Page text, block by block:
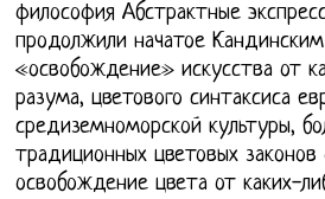
философия Абстрактные
продолжили начатое
«освобождение» искусства от
разума, цветового синтаксиса
средиземноморской культуры,
традиционных цветовых
освобождение цвета от каких-